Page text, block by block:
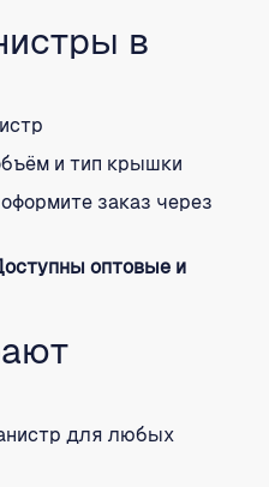
в
и тип крышки
заказ через
оптовые и
для любых